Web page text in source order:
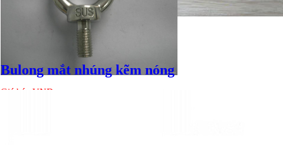
Bulong inox - DIN933, DIN931
Giá bán VND
Bulong mắt nhúng kẽm nóng